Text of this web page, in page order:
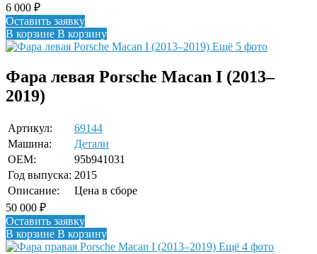
6 000 ₽
Оставить заявку
В корзине В корзину
Ещё 5 фото
Фара левая Porsche Macan I (2013–
2019)
Артикул:
69144
Машина:
Детали
OEM:
95b941031
Год выпуска: 2015
Описание:
Цена в сборе
50 000 ₽
Оставить заявку
В корзине В корзину
Ещё 4 фото